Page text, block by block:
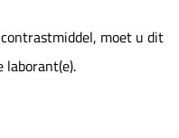
moet u dit
laborant(e).